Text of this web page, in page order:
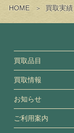
HOME 買取実績
買取品目
買取情報
お知らせ
ご利用案内